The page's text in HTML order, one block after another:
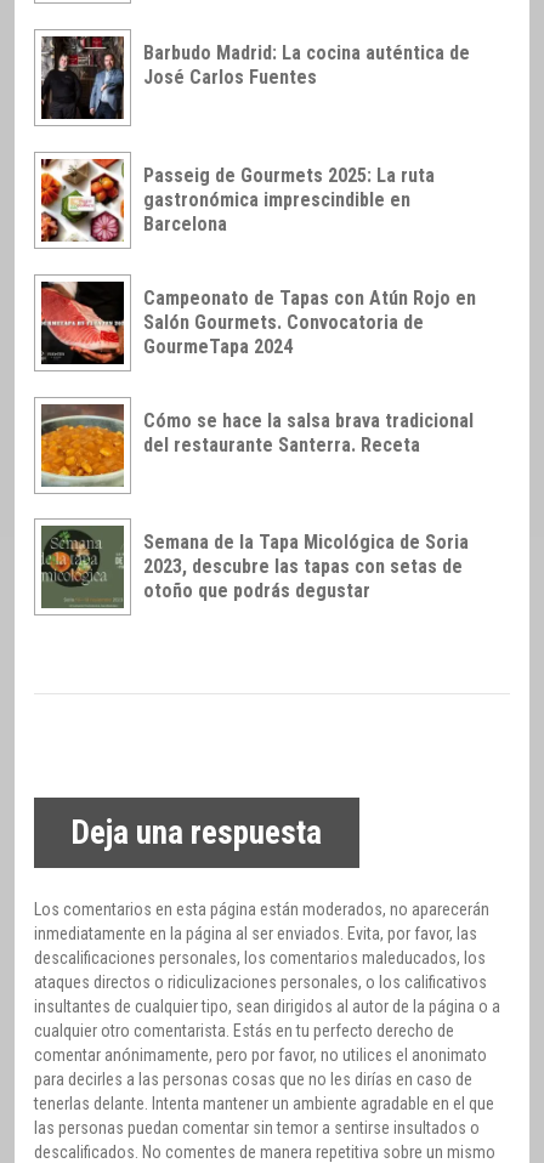
Barbudo Madrid: La cocina auténtica de
José Carlos Fuentes
Passeig de Gourmets 2025: La ruta
gastronómica imprescindible en
Barcelona
Campeonato de Tapas con Atún Rojo en
Salón Gourmets. Convocatoria de
GourmeTapa 2024
Cómo se hace la salsa brava tradicional
del restaurante Santerra. Receta
Semana de la Tapa Micológica de Soria
2023, descubre las tapas con setas de
otoño que podrás degustar
Deja una respuesta
Los comentarios en esta página están moderados, no aparecerán
inmediatamente en la página al ser enviados. Evita, por favor, las
descalificaciones personales, los comentarios maleducados, los
ataques directos o ridiculizaciones personales, o los calificativos
insultantes de cualquier tipo, sean dirigidos al autor de la página o a
cualquier otro comentarista. Estás en tu perfecto derecho de
comentar anónimamente, pero por favor, no utilices el anonimato
para decirles a las personas cosas que no les dirías en caso de
tenerlas delante. Intenta mantener un ambiente agradable en el que
las personas puedan comentar sin temor a sentirse insultados o
descalificados. No comentes de manera repetitiva sobre un mismo